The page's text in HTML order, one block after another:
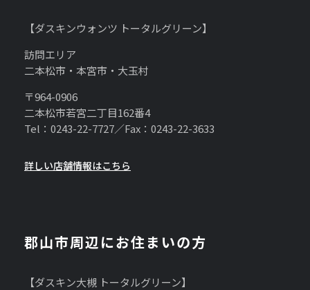
【ダスキンウォンツ トータルグリーン】
訪問エリア
二本松市・本宮市・大玉村
〒964-0906
二本松市若宮二丁目162番4
Tel：0243-22-7727／Fax：0243-22-3633
詳しい店舗情報はこちら
郡山市周辺にお住まいの方
【ダスキン大槻 トータルグリーン】